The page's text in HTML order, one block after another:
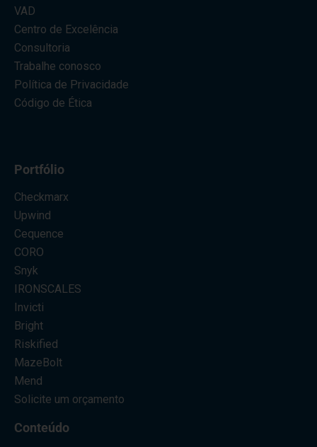
VAD
Centro de Excelência
Consultoria
Trabalhe conosco
Política de Privacidade
Código de Ética
Portfólio
Checkmarx
Upwind
Cequence
CORO
Snyk
IRONSCALES
Invicti
Bright
Riskified
MazeBolt
Mend
Solicite um orçamento
Conteúdo